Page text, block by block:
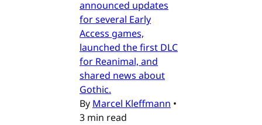
announced updates
for several Early
Access games,
launched the first DLC
for Reanimal, and
shared news about
Gothic.
By Marcel Kleffmann •
3 min read